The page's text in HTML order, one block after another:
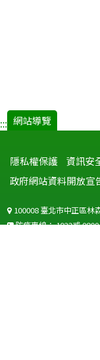
::: 網站導覽
隱私權保護 資訊安
政府網站資料開放宣
100008 臺北市中正區林
防疫專線：1922或